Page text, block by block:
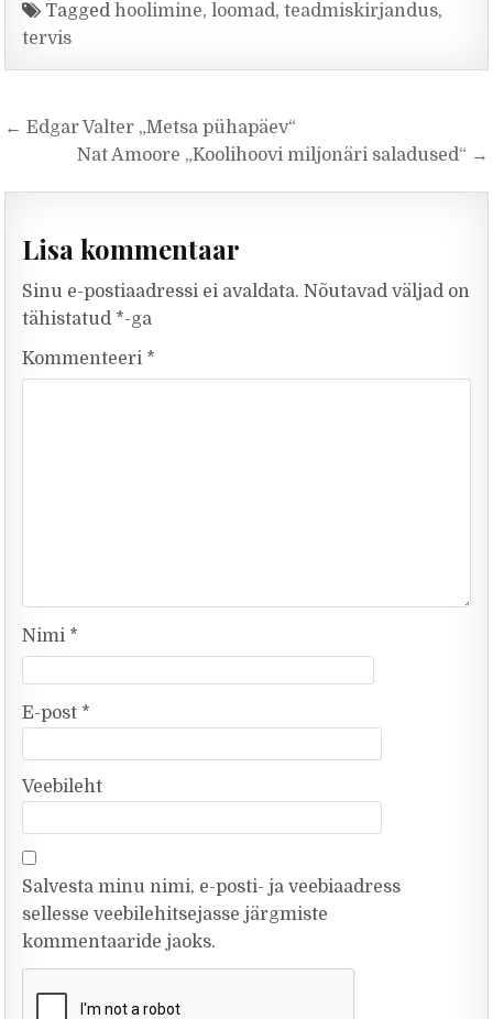
Taggedhoolimine,loomad,teadmiskirjandus,
tervis
Navigeerimine
← Edgar Valter „Metsa pühapäev“
Nat Amoore „Koolihoovi miljonäri saladused“ →
Lisa kommentaar
Sinu e-postiaadressi ei avaldata. Nõutavad väljad on
tähistatud *-ga
Kommenteeri *
Nimi *
E-post *
Veebileht
Salvesta minu nimi, e-posti- ja veebiaadress
sellesse veebilehitsejasse järgmiste
kommentaaride jaoks.